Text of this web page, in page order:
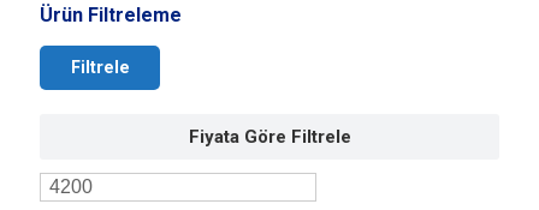
Ürün Filtreleme
Filtrele
Fiyata Göre Filtrele